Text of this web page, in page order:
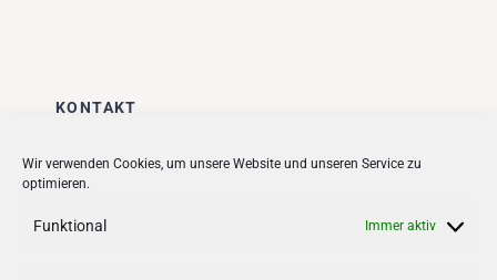
Wir verwenden Cookies, um unsere Website und unseren Service zu
optimieren.
Funktional Immer aktiv
KONTAKT
Stadt + Handel City- und
Quartiersmanagement